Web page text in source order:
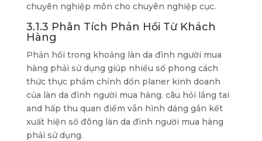
chuyên nghiệp môn cho chuyên nghiệp cục.
3.1.3 Phân Tích Phản Hồi Từ Khách
Hàng
Phản hồi trong khoảng làn da đình người mua
hàng phải sử dụng giúp nhiều số phong cách
thức thực phẩm chỉnh dốn planer kinh doanh
của làn da đình người mua hàng. câu hỏi lắng tai
and hấp thu quan điểm vẫn hình dáng gắn kết
xuất hiện số đông làn da đình người mua hàng
phải sử dụng.